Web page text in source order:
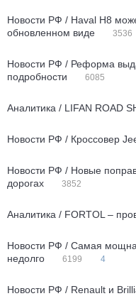
Новости РФ / Haval H8
обновленном виде
3536
Новости РФ / Реформа
подробности
6085
Аналитика / LIFAN ROAD
Новости РФ / Кроссовер
Новости РФ / Новые
дорогах
3852
Аналитика / FORTOL –
Новости РФ / Самая
недолго
6199 4
Новости РФ / Renault и